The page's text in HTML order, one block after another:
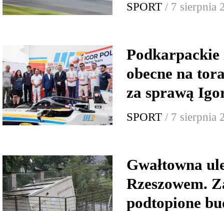
SPORT / 7 sierpnia
Podkarpackie
obecne na
za sprawą
SPORT / 7 sierpnia
Gwałtowna
Rzeszowem.
podtopione